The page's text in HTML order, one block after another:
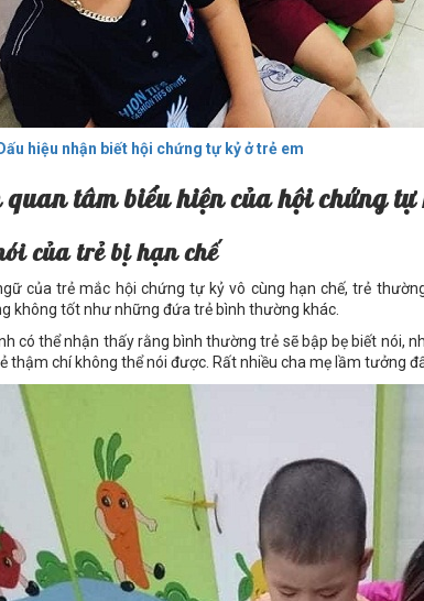
Dấu hiệu nhận biết hội chứng tự kỷ ở trẻ em
quan tâm biểu hiện của hội chứng
của trẻ bị hạn chế
của trẻ mắc hội chứng tự kỷ vô cùng hạn chế, trẻ
không tốt như những đứa trẻ bình thường khác.
có thể nhận thấy rằng bình thường trẻ sẽ bập bẹ biết nói,
thậm chí không thể nói được. Rất nhiều cha mẹ lầm tưởng